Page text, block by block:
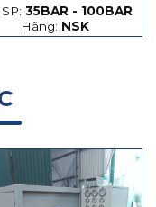
thép và hạt gốm
35BAR - 100BAR
Hãng: NSK